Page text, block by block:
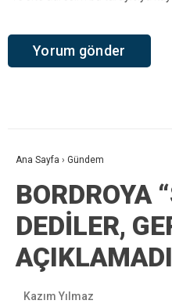
Ana Sayfa › Gündem
BORDROYA
DEDİLER,
Kazım Yılmaz